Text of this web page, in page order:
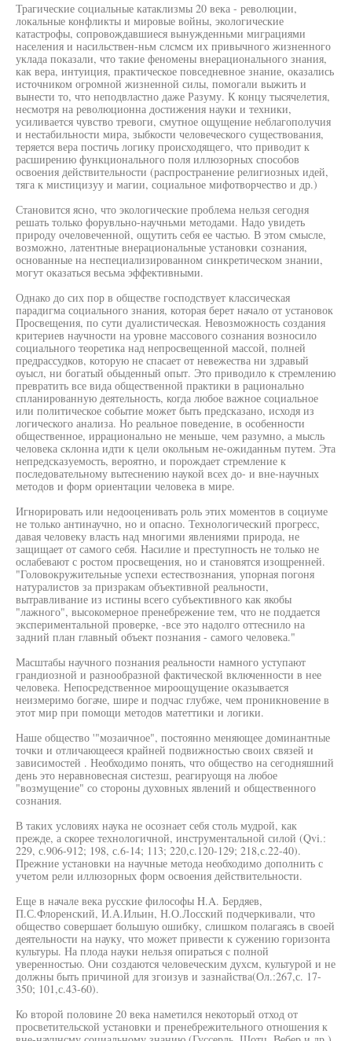
Трагические социальные катаклизмы 20 века - революции,
локальные конфликты и мировые войны, экологические
катастрофы, сопровождавшиеся вынужденньми миграциями
населения и насильствен-ньм слсмсм их привычного жизненного
уклада показали, что такие феномены внерационального знания,
как вера, интуиция, практическое повседневное знание, оказались
источником огромной жизненной силы, помогали выжить и
вынести то, что неподвластно даже Разуму. К концу тысячелетия,
несмотря на революционна достижения науки и техники,
усиливается чувство тревоги, смутное ощущение неблагополучия
и нестабильности мира, зыбкости человеческого существования,
теряется вера постичь логику происходящего, что приводит к
расширению функционального поля иллюзорных способов
освоения действительности (распространение религиозных идей,
тяга к мистицизуу и магии, социальное мифотворчество и др.)
Становится ясно, что экологические проблема нельзя сегодня
решать только форувльно-научньми методами. Надо увидеть
природу очеловеченной, ощутить себя ее частью. В этом смысле,
возможно, латентные внерациональные установки сознания,
основанные на неспециализированном синкретическом знании,
могут оказаться весьма эффективными.
Однако до сих пор в обществе господствует классическая
парадигма социального знания, которая берет начало от установок
Просвещения, по сути дуалистическая. Невозможность создания
критериев научности на уровне массового сознания возносило
социального теоретика над непросвещенной массой, полней
предрассудков, которую не спасает от невежества ни здравый
оуысл, ни богатый обыденный опыт. Это приводило к стремлению
превратить все вида общественной практики в рационально
спланированную деятельность, когда любое важное социальное
или политическое событие может быть предсказано, исходя из
логического анализа. Но реальное поведение, в особенности
общественное, иррационально не меньше, чем разумно, а мысль
человека склонна идти к цели окольным не-ожиданньм путем. Эта
непредсказуемость, вероятно, и порождает стремление к
последовательному вытеснению наукой всех до- и вне-научных
методов и форм ориентации человека в мире.
Игнорировать или недооценивать роль этих моментов в социуме
не только антинаучно, но и опасно. Технологический прогресс,
давая человеку власть над многими явлениями природа, не
защищает от самого себя. Насилие и преступность не только не
ослабевают с ростом просвещения, но и становятся изощренней.
"Головокружительные успехи естествознания, упорная погоня
натуралистов за призракам объективной реальности,
вытравливание из истины всего субъективного как якобы
"лажного", высокомерное пренебрежение тем, что не поддается
экспериментальной проверке, -все это надолго оттеснило на
задний план главный объект познания - самого человека."
Масштабы научного познания реальности намного уступают
грандиозной и разнообразной фактической включенности в нее
человека. Непосредственное мироощущение оказывается
неизмеримо богаче, шире и подчас глубже, чем проникновение в
этот мир при помощи методов матеттики и логики.
Наше общество '"мозаичное", постоянно меняющее доминантные
точки и отличающееся крайней подвижностью своих связей и
зависимостей . Необходимо понять, что общество на сегодняшний
день это неравновесная систезш, реагируощя на любое
"возмущение" со стороны духовных явлений и общественного
сознания.
В таких условиях наука не осознает себя столь мудрой, как
прежде, а скорее технологичной, инструментальной силой (Qvi.:
229, с.906-912; 198, с.6-14; 113; 220,с.120-129; 218,с.22-40).
Прежние установки на научные метода необходимо дополнить с
учетом рели иллюзорных форм освоения действительности.
Еще в начале века русские философы H.A. Бердяев,
П.С.Флоренский, И.А.Ильин, Н.О.Лосский подчеркивали, что
общество совершает большую ошибку, слишком полагаясь в своей
деятельности на науку, что может привести к сужению горизонта
культуры. На плода науки нельзя опираться с полной
уверенностью. Они создаются человеческим духсм, культурой и не
должны быть причиной для згоизув и зазнайства(Ол.:267,с. 17-
350; 101,с.43-60).
Ко второй половине 20 века наметился некоторый отход от
просветительской установки и пренебрежительного отношения к